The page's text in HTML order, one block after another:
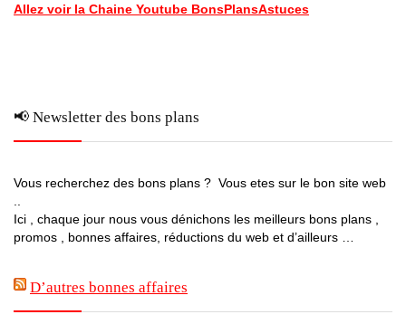
Allez voir la Chaine Youtube BonsPlansAstuces
📢 Newsletter des bons plans
Vous recherchez des bons plans ? Vous etes sur le bon site web
Ici , chaque jour nous vous dénichons les meilleurs bons plans ,
promos , bonnes affaires, réductions du web et d’ailleurs …
D’autres bonnes affaires